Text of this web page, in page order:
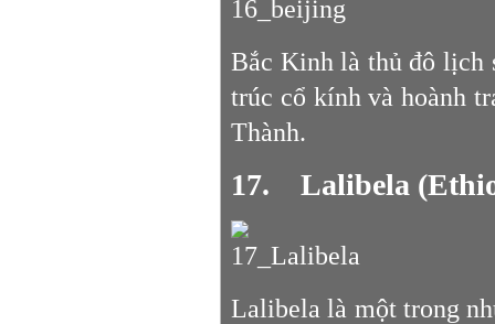
Bắc Kinh là thủ đô lịch
trúc cổ kính và hoành
Thành.
17. Lalibela
Lalibela là một trong